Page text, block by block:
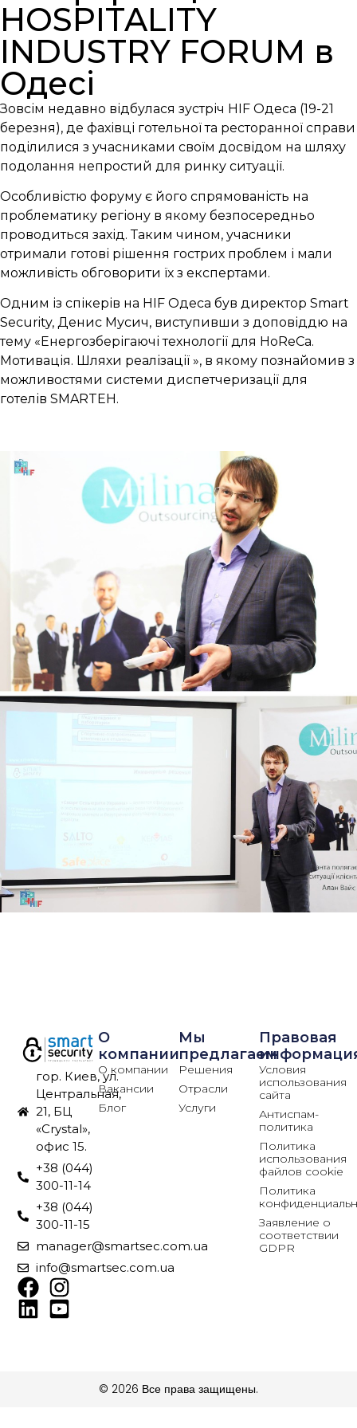
HOSPITALITY
INDUSTRY FORUM в
Одесі
Зовсім недавно відбулася зустріч HIF Одеса (19-21
березня), де фахівці готельної та ресторанної справи
поділилися з учасниками своїм досвідом на шляху
подолання непростий для ринку ситуації.
Особливістю форуму є його спрямованість на
проблематику регіону в якому безпосередньо
проводиться захід. Таким чином, учасники
отримали готові рішення гострих проблем і мали
можливість обговорити їх з експертами.
Одним із спікерів на HIF Одеса був директор Smart
Security, Денис Мусич, виступивши з доповіддю на
тему «Енергозберігаючі технології для HoReCa.
Мотивація. Шляхи реалізації », в якому познайомив з
можливостями системи диспетчеризації для
готелів SMARTEH.
гор. Киев, ул.
Центральная,
21, БЦ
«Crystal»,
офис 15.
+38 (044)
300-11-14
+38 (044)
300-11-15
manager@smartsec.com.ua
info@smartsec.com.ua
О
компании
О компании
Вакансии
Блог
Мы
предлагаем
Решения
Отрасли
Услуги
Правовая
Условия
использования
сайта
Антиспам-
политика
Политика
использования
файлов cookie
Политика
Заявление о
соответствии
GDPR
© 2026 Все права защищены.